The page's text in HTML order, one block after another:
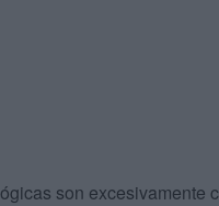
son excesivamente